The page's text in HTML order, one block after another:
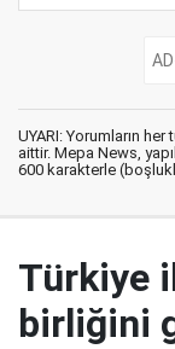
UYARI: Yorumların
aittir. Mepa News,
600 karakterle
Türkiye
birliğini